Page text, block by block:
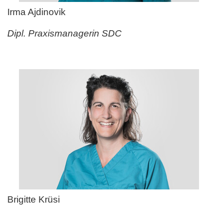
Irma Ajdinovik
Dipl. Praxismanagerin SDC
Brigitte Krüsi